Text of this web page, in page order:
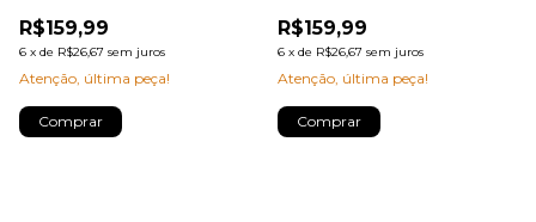
R$159,99
6 x de R$26,67 sem juros
Atenção, última peça!
Comprar
R$159,99
6 x de R$26,67 sem juros
Atenção, última peça!
Comprar